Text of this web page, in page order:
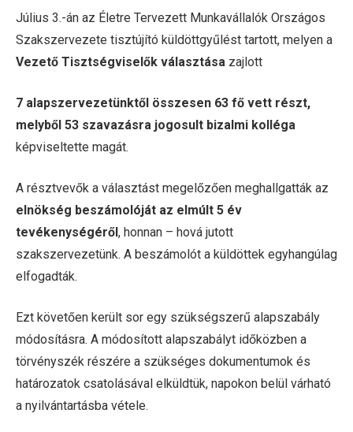
Július 3.-án az Életre Tervezett Munkavállalók Országos
Szakszervezete tisztújító küldöttgyűlést tartott, melyen a
Vezető Tisztségviselők választása zajlott
7 alapszervezetünktől összesen 63 fő vett részt,
melyből 53 szavazásra jogosult bizalmi kolléga
képviseltette magát.
A résztvevők a választást megelőzően meghallgatták az
elnökség beszámolóját az elmúlt 5 év
tevékenységéről, honnan – hová jutott
szakszervezetünk. A beszámolót a küldöttek egyhangúlag
elfogadták.
Ezt követően került sor egy szükségszerű alapszabály
módosításra. A módosított alapszabályt időközben a
törvényszék részére a szükséges dokumentumok és
határozatok csatolásával elküldtük, napokon belül várható
a nyilvántartásba vétele.